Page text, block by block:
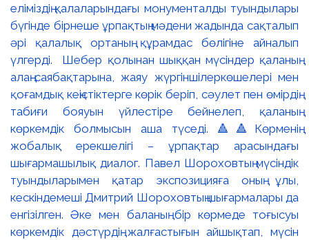
еліміздің қалаларындағы монументалды туындылары
бүгінде бірнеше ұрпақтың мәдени жадында сақталып
әрі қалалық ортаның құрамдас бөлігіне айналып
үлгерді. Шебер қолынан шыққан мүсіндер қаланың
алаң-саябақтарына, жаяу жүргіншілеркөшелері мен
қоғамдық кеңістіктерге көрік беріп, сәулет пен өмірдің
табиғи бояуын үйлестіре бейнелеп, қаланың
көркемдік болмысын аша түседі. 🔺🔺Көрменің
жобалық ерекшелігі – ұрпақтар арасындағы
шығармашылық диалог. Павел Шороховтың мүсіндік
туындыларымен қатар экспозицияға оның ұлы,
кескіндемеші Дмитрий Шороховтың шығармалары да
енгізілген. Әке мен баланың бір көрмеде тоғысуы
көркемдік дәстүрдің жалғастығын айшықтап, мүсін